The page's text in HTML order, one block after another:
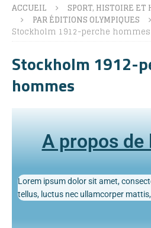
ACCUEIL
SPORT, HISTOIRE ET
PAR ÉDITIONS OLYMPIQUES
Stockholm 1912-perche hommes
Stockholm 1912-
hommes
A propos de
Lorem ipsum dolor sit amet,
tellus, luctus nec ullamcorper